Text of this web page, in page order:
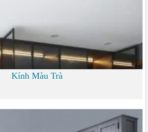
Kính Màu Trà